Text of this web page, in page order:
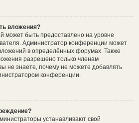
вложения?
может быть предоставлено на уровне
Администратор конференции может
в определённых форумах. Также
разрешено только членам
не знаете, почему не можете добавлять
конференции.
устанавливают свой